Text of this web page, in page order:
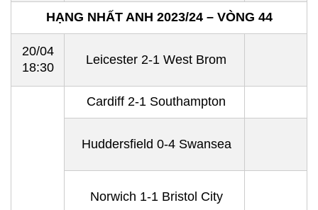
HẠNG NHẤT ANH 2023/24 – VÒNG 44
20/04
18:30
Leicester 2-1 West Brom
Cardiff 2-1 Southampton
Huddersfield 0-4 Swansea
Norwich 1-1 Bristol City